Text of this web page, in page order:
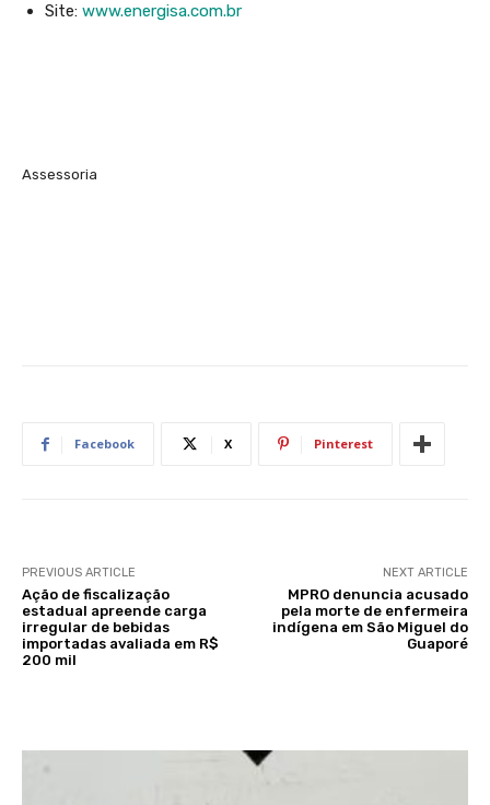
Site: www.energisa.com.br
Assessoria
Facebook X Pinterest
PREVIOUS ARTICLE
Ação de fiscalização
estadual apreende carga
irregular de bebidas
importadas avaliada em R$
200 mil
NEXT ARTICLE
MPRO denuncia acusado
pela morte de enfermeira
indígena em São Miguel do
Guaporé